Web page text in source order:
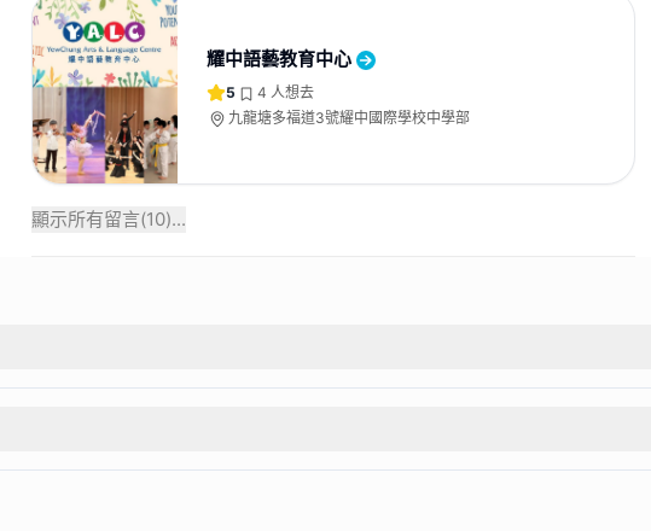
耀中語藝教育中心
5 4 人想去
九龍塘多福道3號耀中國際學校中學部
顯示所有留言(10)...